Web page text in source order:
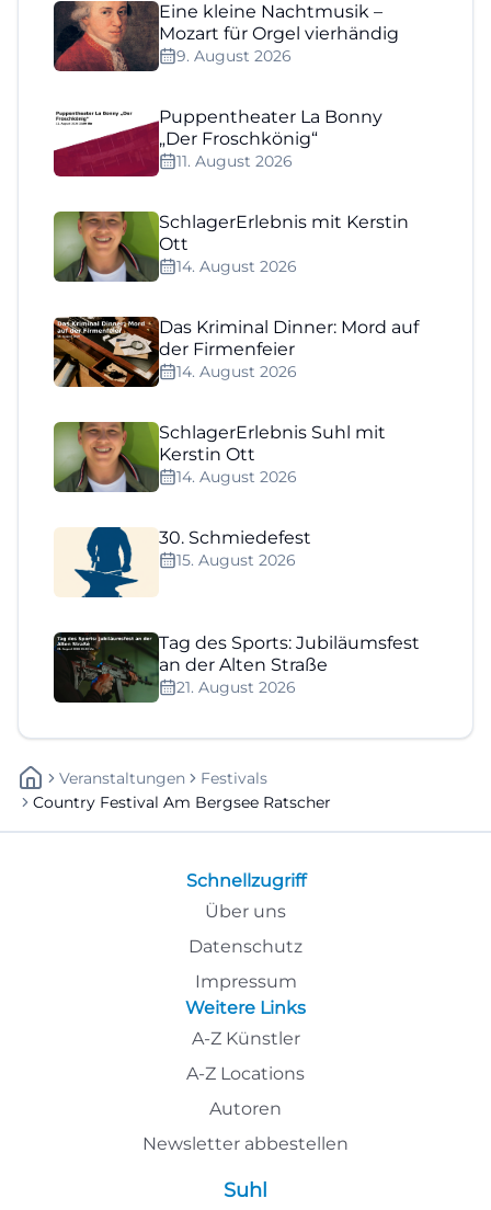
Eine kleine Nachtmusik –
Mozart für Orgel vierhändig
9. August 2026
Puppentheater La Bonny
„Der Froschkönig“
11. August 2026
SchlagerErlebnis mit Kerstin
Ott
14. August 2026
Das Kriminal Dinner: Mord auf
der Firmenfeier
14. August 2026
SchlagerErlebnis Suhl mit
Kerstin Ott
14. August 2026
30. Schmiedefest
15. August 2026
Tag des Sports: Jubiläumsfest
an der Alten Straße
21. August 2026
Veranstaltungen
Festivals
Country Festival Am Bergsee Ratscher
Schnellzugriff
Über uns
Datenschutz
Impressum
Weitere Links
A-Z Künstler
A-Z Locations
Autoren
Newsletter abbestellen
Suhl